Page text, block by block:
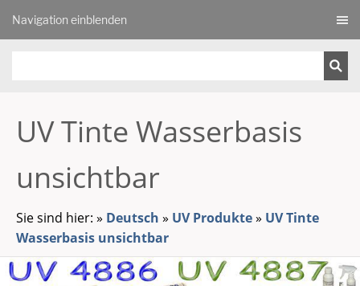
Navigation einblenden
UV Tinte Wasserbasis
unsichtbar
Sie sind hier: » Deutsch » UV Produkte» UV Tinte
Wasserbasis unsichtbar